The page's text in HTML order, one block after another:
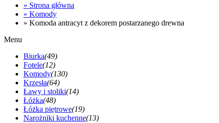
» Strona główna
» Komody
» Komoda antracyt z dekorem postarzanego drewna
Menu
Biurka(49)
Fotele(12)
Komody(130)
Krzesła(64)
Ławy i stoliki(14)
Łóżka(48)
Łóżka piętrowe(19)
Narożniki kuchenne(13)